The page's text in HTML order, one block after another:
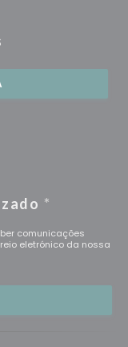
*
comunicações
eletrónico da nossa